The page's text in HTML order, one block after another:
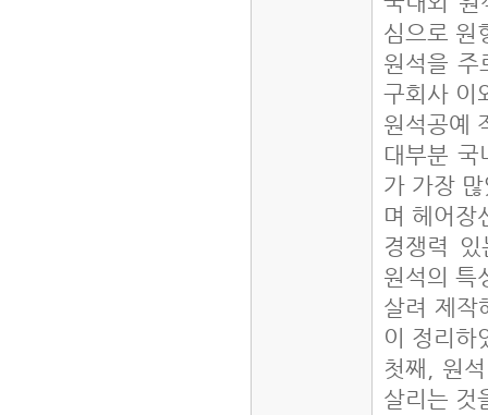
심으로 원
원석을 주
구회사 이
원석공예
대부분 국
가 가장
며 헤어장
경쟁력
원석의 특
살려 제작
이 정리하
첫째, 원
살리는 것